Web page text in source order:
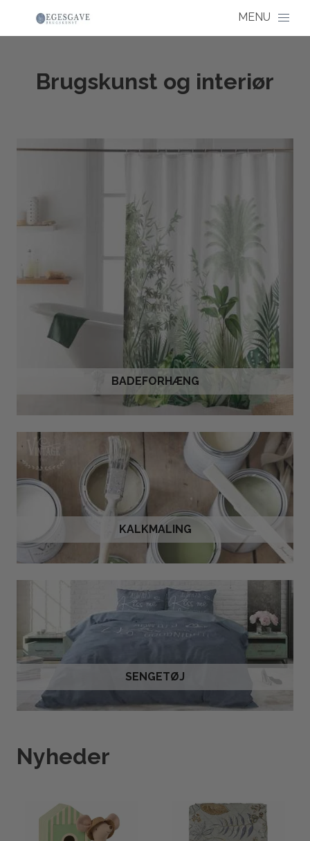
Brugskunst og interiør
BADEFORHÆNG
KALKMALING
SENGETØJ
Nyheder